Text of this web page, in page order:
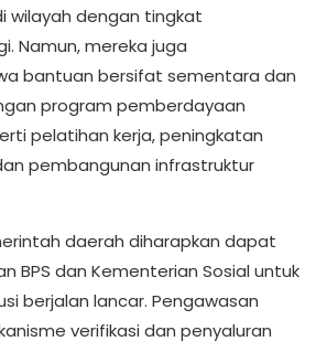
wilayah dengan tingkat
Namun, mereka juga
bantuan bersifat sementara dan
program pemberdayaan
pelatihan kerja, peningkatan
pembangunan infrastruktur
daerah diharapkan dapat
BPS dan Kementerian Sosial untuk
berjalan lancar. Pengawasan
verifikasi dan penyaluran